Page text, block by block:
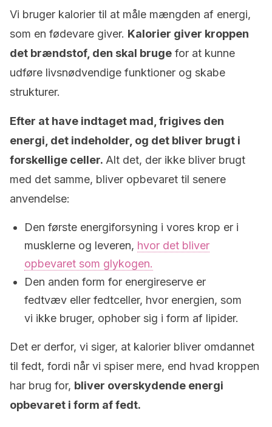
Vi bruger kalorier til at måle mængden af energi,
som en fødevare giver. Kalorier giver kroppen
det brændstof, den skal bruge for at kunne
udføre livsnødvendige funktioner og skabe
strukturer.
Efter at have indtaget mad, frigives den
energi, det indeholder, og det bliver brugt i
forskellige celler. Alt det, der ikke bliver brugt
med det samme, bliver opbevaret til senere
anvendelse:
Den første energiforsyning i vores krop er i
musklerne og leveren, hvor det bliver
opbevaret som glykogen.
Den anden form for energireserve er
fedtvæv eller fedtceller, hvor energien, som
vi ikke bruger, ophober sig i form af lipider.
Det er derfor, vi siger, at kalorier bliver omdannet
til fedt, fordi når vi spiser mere, end hvad kroppen
har brug for, bliver overskydende energi
opbevaret i form af fedt.